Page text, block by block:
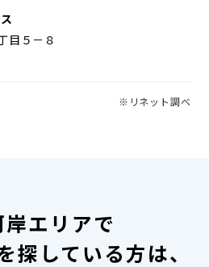
目５－８
※リネット調べ
エリアで
探している方は、